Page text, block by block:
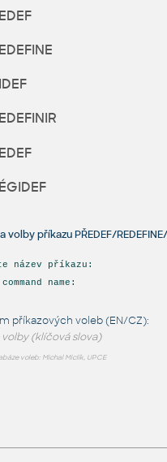
volby příkazu PŘEDEF/
název příkazu:
name:
příkazových voleb (EN/CZ):
(klíčová slova)
voleb: Michal Miclík, UPCE